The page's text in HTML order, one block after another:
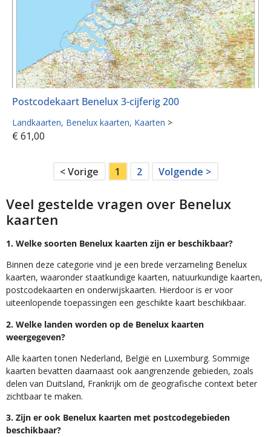
Postcodekaart Benelux 3-cijferig 200
Landkaarten Benelux kaarten Kaarten >
€ 61,00
< Vorige 1 2 Volgende >
Veel gestelde vragen over Benelux
kaarten
1. Welke soorten Benelux kaarten zijn er beschikbaar?
Binnen deze categorie vind je een brede verzameling Benelux
kaarten, waaronder staatkundige kaarten, natuurkundige kaarten,
postcodekaarten en onderwijskaarten. Hierdoor is er voor
uiteenlopende toepassingen een geschikte kaart beschikbaar.
2. Welke landen worden op de Benelux kaarten
weergegeven?
Alle kaarten tonen Nederland, België en Luxemburg. Sommige
kaarten bevatten daarnaast ook aangrenzende gebieden, zoals
delen van Duitsland, Frankrijk om de geografische context beter
zichtbaar te maken.
3. Zijn er ook Benelux kaarten met postcodegebieden
beschikbaar?